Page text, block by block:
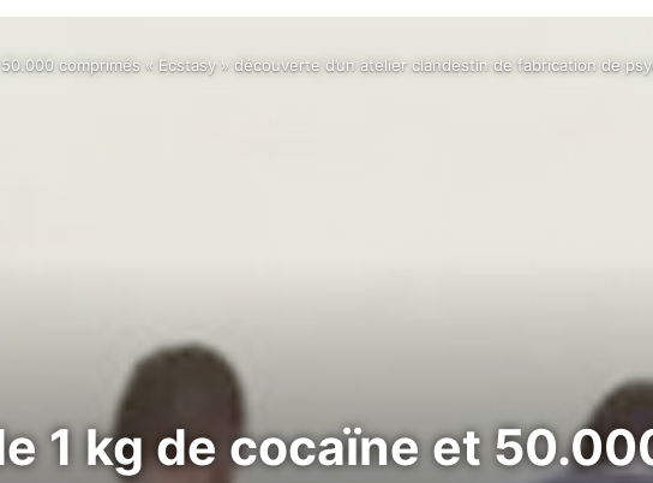
comprimés « Ecstasy » découverte d’un atelier clandestin de fabrication de
1 kg de cocaïne et